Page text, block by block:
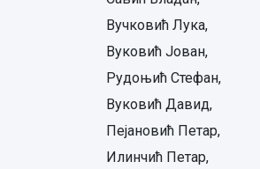
Вучковић Лука,
Вуковић Јован,
Рудоњић Стефан,
Вуковић Давид,
Пејановић Петар,
Илинчић Петар,